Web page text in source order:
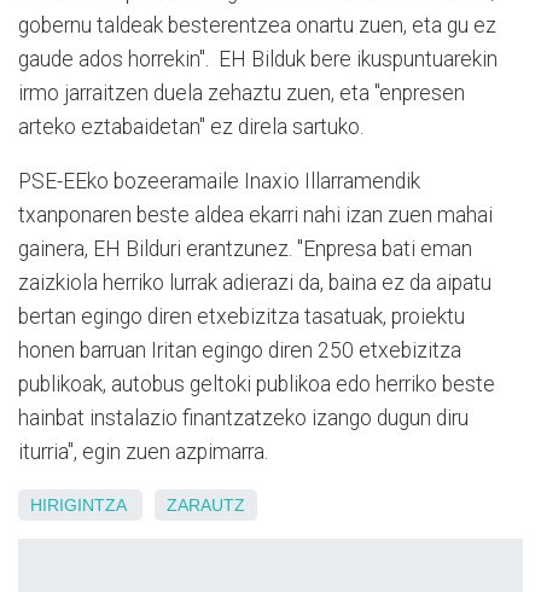
gobernu taldeak besterentzea onartu zuen, eta gu ez
gaude ados horrekin". EH Bilduk bere ikuspuntuarekin
irmo jarraitzen duela zehaztu zuen, eta "enpresen
arteko eztabaidetan" ez direla sartuko.
PSE-EEko bozeeramaile Inaxio Illarramendik
txanponaren beste aldea ekarri nahi izan zuen mahai
gainera, EH Bilduri erantzunez. "Enpresa bati eman
zaizkiola herriko lurrak adierazi da, baina ez da aipatu
bertan egingo diren etxebizitza tasatuak, proiektu
honen barruan Iritan egingo diren 250 etxebizitza
publikoak, autobus geltoki publikoa edo herriko beste
hainbat instalazio finantzatzeko izango dugun diru
iturria", egin zuen azpimarra.
HIRIGINTZA ZARAUTZ